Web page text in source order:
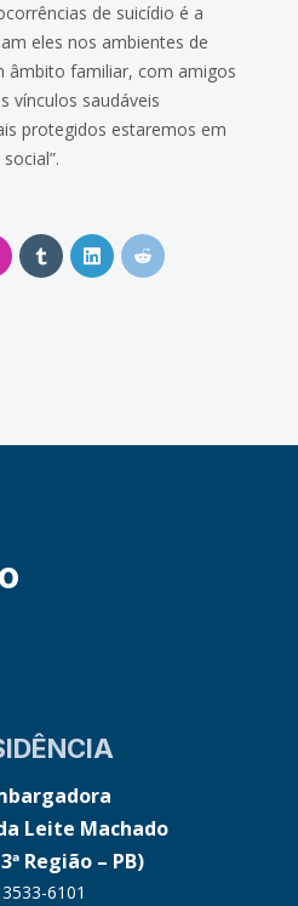
de suicídio é a
eles nos ambientes de
âmbito familiar, com amigos
vínculos saudáveis
protegidos estaremos em
Leite Machado
Região – PB)
6101